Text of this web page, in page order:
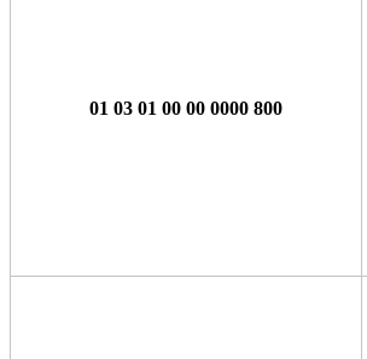
01 03 01 00 00 0000 800